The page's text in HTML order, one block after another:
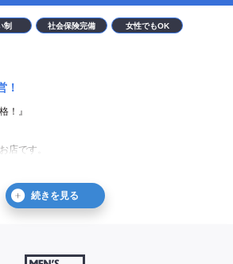
制 社会保険完備 女性でもOK
！
！』
店です。
んか？』